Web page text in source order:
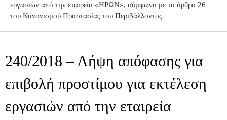
εργασιών από την εταιρεία «ΗΡΩΝ», σύμφωνα με το άρθρο 26
του Κανονισμού Προστασίας του Περιβάλλοντος
240/2018 – Λήψη απόφασης για
επιβολή προστίμου για εκτέλεση
εργασιών από την εταιρεία